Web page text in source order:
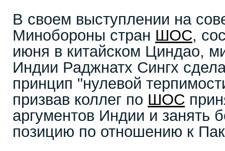
В своем выступлении на
Минобороны стран ШОС,
июня в китайском Циндао,
Индии Раджнатх Сингх
принцип "нулевой
призвав коллег по ШОС
аргументов Индии и занять
позицию по отношению к